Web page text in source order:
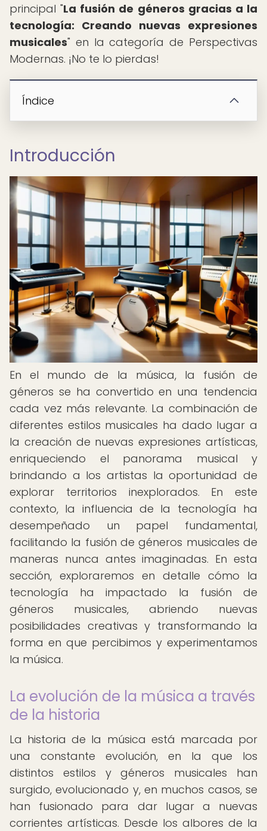
principal "La fusión de géneros gracias a la
tecnología: Creando nuevas expresiones
musicales" en la categoría de Perspectivas
Modernas. ¡No te lo pierdas!
Índice
Introducción
En el mundo de la música, la fusión de
géneros se ha convertido en una tendencia
cada vez más relevante. La combinación de
diferentes estilos musicales ha dado lugar a
la creación de nuevas expresiones artísticas,
enriqueciendo el panorama musical y
brindando a los artistas la oportunidad de
explorar territorios inexplorados. En este
contexto, la influencia de la tecnología ha
desempeñado un papel fundamental,
facilitando la fusión de géneros musicales de
maneras nunca antes imaginadas. En esta
sección, exploraremos en detalle cómo la
tecnología ha impactado la fusión de
géneros musicales, abriendo nuevas
posibilidades creativas y transformando la
forma en que percibimos y experimentamos
la música.
La evolución de la música a través
de la historia
La historia de la música está marcada por
una constante evolución, en la que los
distintos estilos y géneros musicales han
surgido, evolucionado y, en muchos casos, se
han fusionado para dar lugar a nuevas
corrientes artísticas. Desde los albores de la